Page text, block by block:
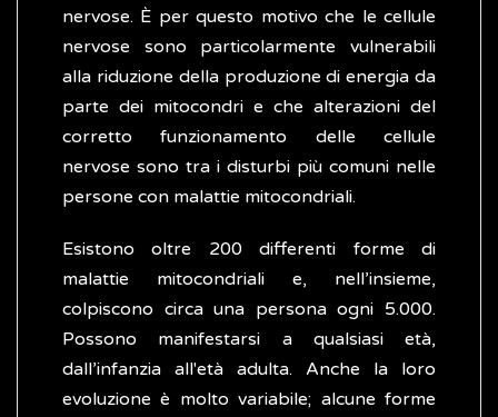
nervose. È per questo motivo che le cellule
nervose sono particolarmente vulnerabili
alla riduzione della produzione di energia da
parte dei mitocondri e che alterazioni del
corretto funzionamento delle cellule
nervose sono tra i disturbi più comuni nelle
persone con malattie mitocondriali.
Esistono oltre 200 differenti forme di
malattie mitocondriali e, nell’insieme,
colpiscono circa una persona ogni 5.000.
Possono manifestarsi a qualsiasi età,
dall’infanzia all'età adulta. Anche la loro
evoluzione è molto variabile; alcune forme